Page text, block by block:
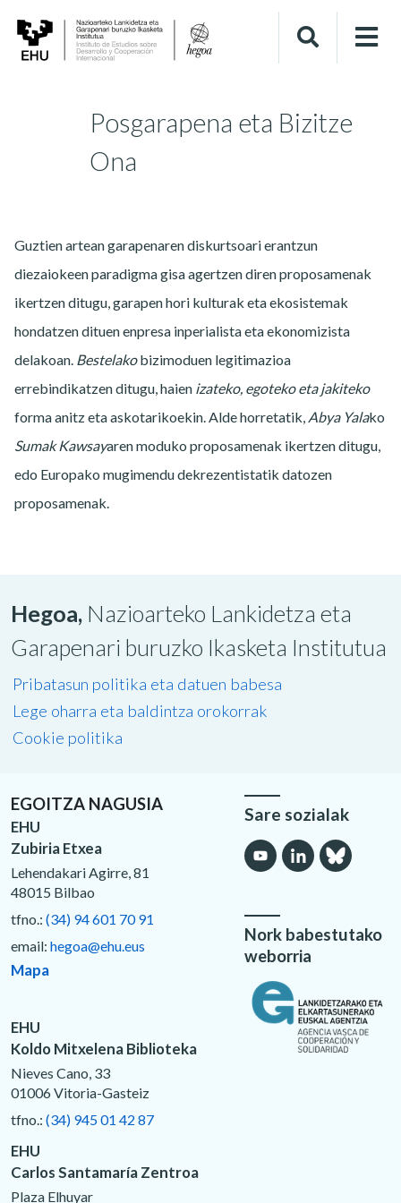
Posgarapena eta Bizitze
Ona
Guztien artean garapenaren diskurtsoari erantzun
diezaiokeen paradigma gisa agertzen diren proposamenak
ikertzen ditugu, garapen hori kulturak eta ekosistemak
hondatzen dituen enpresa inperialista eta ekonomizista
delakoan. Bestelakobizimoduen legitimazioa
errebindikatzen ditugu, haien izateko, egoteko eta jakiteko
forma anitz eta askotarikoekin. Alde horretatik, Abya Yalako
Sumak Kawsayaren moduko proposamenak ikertzen ditugu,
edo Europako mugimendu dekrezentistatik datozen
proposamenak.
Hegoa, Nazioarteko Lankidetza eta
Garapenari buruzko Ikasketa Institutua
Pribatasun politika eta datuen babesa
Lege oharra eta baldintza orokorrak
Cookie politika
EGOITZA NAGUSIA
EHU
Zubiria Etxea
Lehendakari Agirre, 81
48015 Bilbao
tfno.: (34) 94 601 70 91
email: hegoa@ehu.eus
Mapa
EHU
Koldo Mitxelena Biblioteka
Nieves Cano, 33
01006 Vitoria-Gasteiz
tfno.: (34) 945 01 42 87
EHU
Carlos Santamaría Zentroa
Plaza Elhuyar
Sare sozialak
Nork babestutako
weborria